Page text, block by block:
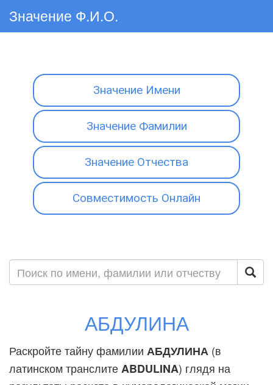
Значение Ф.И.О.
Значение Имени
Значение Фамилии
Значение Отчества
Совместимость Онлайн
АБДУЛИНА
Раскройте тайну фамилии АБДУЛИНА (в
латинском транслитеABDULINA) глядя на